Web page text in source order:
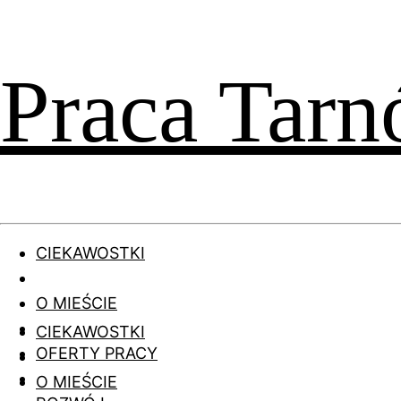
Praca
CIEKAWOSTKI
O MIEŚCIE
OFERTY PRACY
CIEKAWOSTKI
O MIEŚCIE